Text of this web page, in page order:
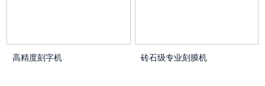
高精度刻字机 砖石级专业刻膜机